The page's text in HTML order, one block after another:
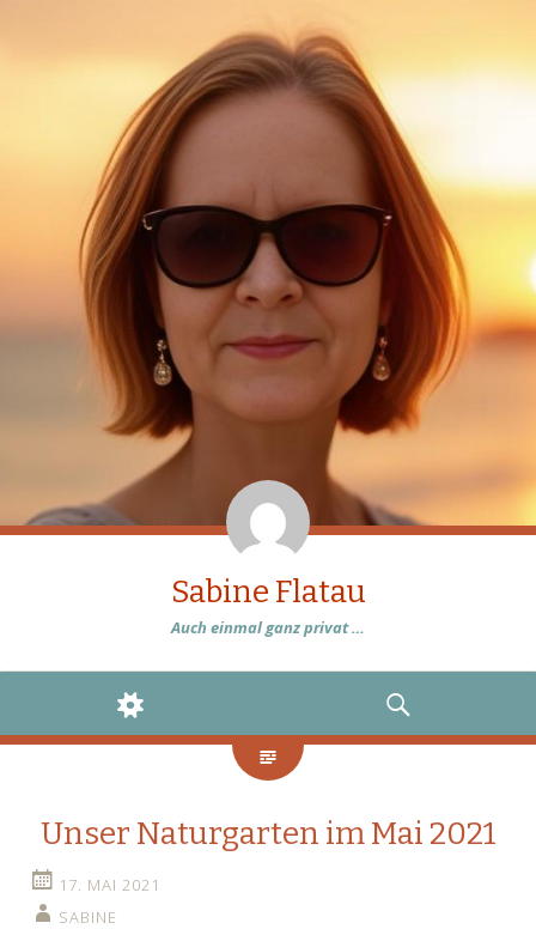
Sabine Flatau
Auch einmal ganz privat …
WIDGETS
SEARCH
Unser Naturgarten im Mai 2021
17. MAI 2021
SABINE